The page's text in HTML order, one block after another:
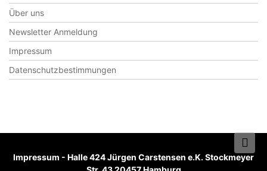
Über uns
Newsletter Anmeldung
Impressum
Datenschutzbestimmungen
Impressum - Halle 424 Jürgen Carstensen e.K. Stockmeyer